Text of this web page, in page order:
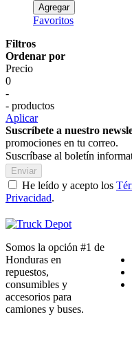
Agregar
Favoritos
Filtros
Ordenar por
Precio
0
-
- productos
Aplicar
Suscríbete a nuestro
promociones en tu correo.
Suscríbase al boletín
Enviar
He leído y acepto los
Privacidad.
Somos la opción #1 de
Honduras en
repuestos,
consumibles y
accesorios para
camiones y buses.